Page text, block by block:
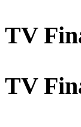
TV
TV